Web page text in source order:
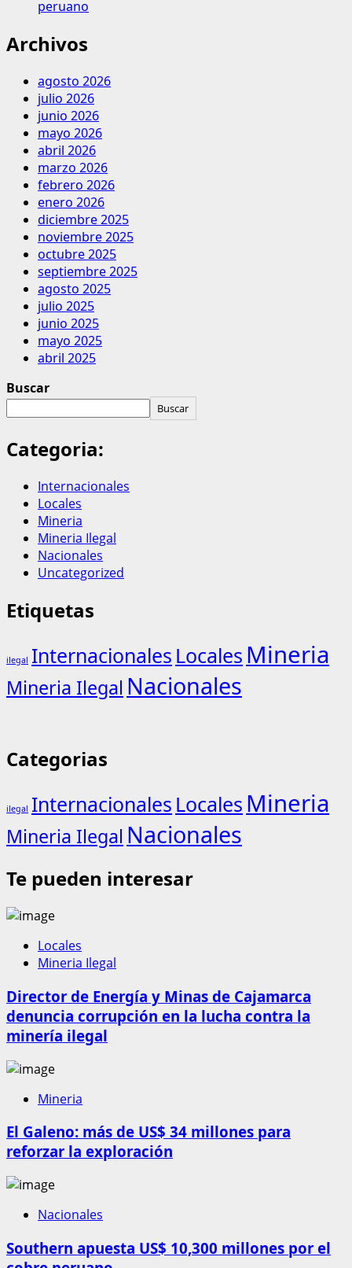
peruano
Archivos
agosto 2026
julio 2026
junio 2026
mayo 2026
abril 2026
marzo 2026
febrero 2026
enero 2026
diciembre 2025
noviembre 2025
octubre 2025
septiembre 2025
agosto 2025
julio 2025
junio 2025
mayo 2025
abril 2025
Buscar
Buscar
Categoria:
Internacionales
Locales
Mineria
Mineria Ilegal
Nacionales
Uncategorized
Etiquetas
ilegal Internacionales Locales Mineria
Mineria Ilegal Nacionales
Categorias
ilegal Internacionales Locales Mineria
Mineria Ilegal Nacionales
Te pueden interesar
Locales
Mineria Ilegal
Director de Energía y Minas de Cajamarca
denuncia corrupción en la lucha contra la
minería ilegal
Mineria
El Galeno: más de US$ 34 millones para
reforzar la exploración
Nacionales
Southern apuesta US$ 10,300 millones por el